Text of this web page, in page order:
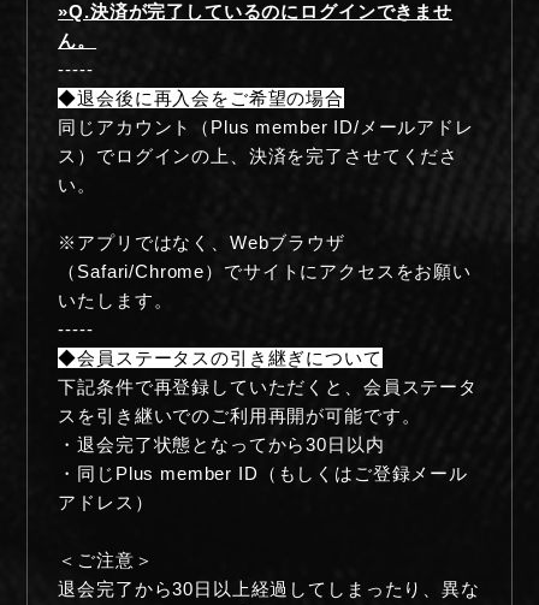
»Q.決済が完了しているのにログインできませ
ん。
-----
◆退会後に再入会をご希望の場合
同じアカウント（Plus member ID/メールアドレ
ス）でログインの上、決済を完了させてくださ
い。
※アプリではなく、Webブラウザ
（Safari/Chrome）でサイトにアクセスをお願い
いたします。
-----
◆会員ステータスの引き継ぎについて
下記条件で再登録していただくと、会員ステータ
スを引き継いでのご利用再開が可能です。
・退会完了状態となってから30日以内
・同じPlus member ID（もしくはご登録メール
アドレス）
＜ご注意＞
退会完了から30日以上経過してしまったり、異な